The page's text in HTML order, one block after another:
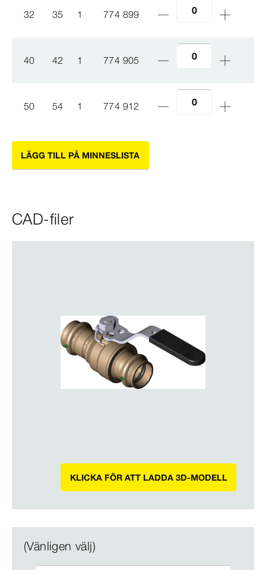
32 35 1 774 899
40 42 1 774 905
50 54 1 774 912
LÄGG TILL PÅ MINNESLISTA
CAD-filer
KLICKA FÖR ATT LADDA 3D-MODELL
(Vänligen välj)